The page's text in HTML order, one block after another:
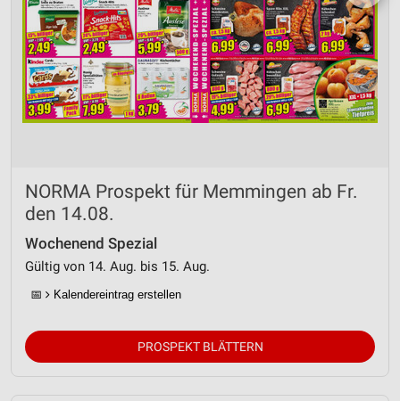
NORMA Prospekt für Memmingen ab Fr.
den 14.08.
Wochenend Spezial
Gültig von 14. Aug. bis 15. Aug.
📅 Kalendereintrag erstellen
PROSPEKT BLÄTTERN